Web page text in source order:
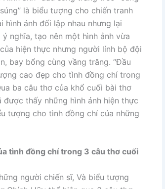
là biểu tượng cho chiến tranh
hình ảnh đối lập nhau nhưng lại
nghĩa, tạo nên một hình ảnh vừa
hiện thực nhưng người lính bộ đội
bay bổng cùng vầng trăng. “Đầu
cao đẹp cho tình đồng chí trong
ba câu thơ của khổ cuối bài thơ
thấy những hình ảnh hiện thực
tượng cho tình đồng chí của những
tình đồng chí trong 3 câu thơ cuối
người chiến sĩ, Và biểu tượng